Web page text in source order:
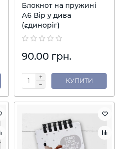
Блокнот на пружині
А6 Вір у дива
(єдиноріг)
90.00 грн.
КУПИТИ